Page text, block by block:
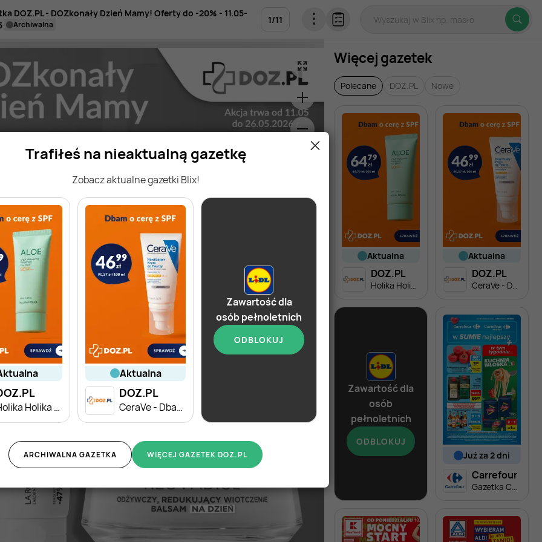
Trafiłeś na nieaktualną gazetkę
Zobacz aktualne gazetki Blix!
aktualna
Holika Holika Aloe - Dbam o cerę z SPF
aktualna
DOZ.PL
CeraVe - Dbam o cerę z SPF
Zawartość dla
osób pełnoletnich
ODBLOKUJ
WIĘCEJ GAZETEK DOZ.PL
ARCHIWALNA GAZETKA
DOZ.PL - DOZkonały Dzień Mamy! Oferty do -20% - 11.05-
archiwalna 1/11
Więcej gazetek
Polecane DOZ.PL Nowe
aktualna
DOZ.PL
Holika Holika Aloe - Dbam o cerę z SPF
aktualna
DOZ.PL
CeraVe - Dbam o cerę z SPF
Zawartość dla
osób
pełnoletnich
ODBLOKUJ
od dziś
już za 2 dni
Carrefour
Gazetka Carrefour od poniedziałku